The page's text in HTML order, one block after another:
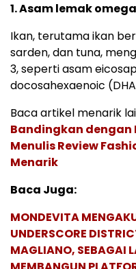
1. Asam lemak
Ikan, terutama ikan
sarden, dan tuna,
3, seperti asam
docosahexaenoic
Baca artikel menarik
Bandingkan dengan
Menulis Review
Menarik
Baca Juga:
MONDEVITA
UNDERSCORE
MAGLIANO, SEBAGAI